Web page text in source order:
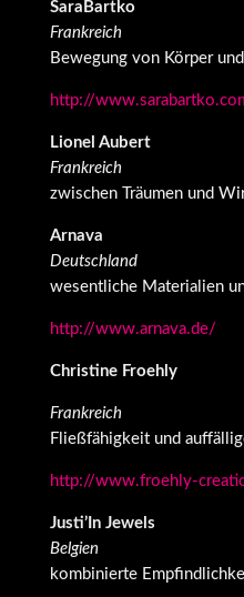
SaraBartko
Frankreich
Bewegung von Körper
http://
Lionel Aubert
Frankreich
zwischen Träumen und
Arnava
Deutschland
wesentliche Materialien
http://www.arnava.de/
Christine Froehly
Frankreich
Fließfähigkeit und
http://www.froehly-
Justi’In Jewels
Belgien
kombinierte